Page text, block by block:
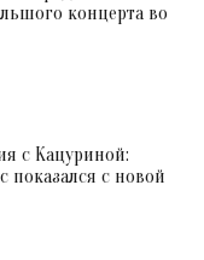
концерта во
с Кацуриной:
показался с новой